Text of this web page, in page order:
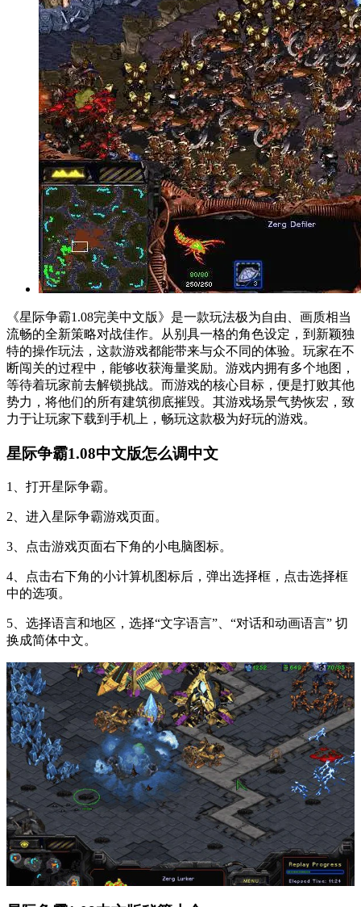
《星际争霸1.08完美中文版》是一款玩法极为自由、画质相当
流畅的全新策略对战佳作。从别具一格的角色设定，到新颖独
特的操作玩法，这款游戏都能带来与众不同的体验。玩家在不
断闯关的过程中，能够收获海量奖励。游戏内拥有多个地图，
等待着玩家前去解锁挑战。而游戏的核心目标，便是打败其他
势力，将他们的所有建筑彻底摧毁。其游戏场景气势恢宏，致
力于让玩家下载到手机上，畅玩这款极为好玩的游戏。
星际争霸1.08中文版怎么调中文
1、打开星际争霸。
2、进入星际争霸游戏页面。
3、点击游戏页面右下角的小电脑图标。
4、点击右下角的小计算机图标后，弹出选择框，点击选择框
中的选项。
5、选择语言和地区，选择“文字语言”、“对话和动画语言” 切
换成简体中文。